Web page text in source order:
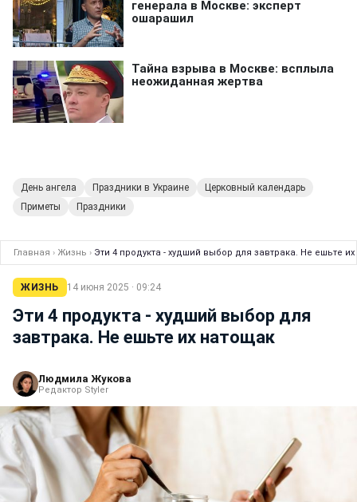
День ангела Праздники в Украине
Церковный календарь
Приметы
Праздники
Главная › Жизнь › Эти 4 продукта - худший выбор для завтрака. Не ешьте
ЖИЗНЬ 14 июня 2025 · 09:24
Эти 4 продукта - худший выбор для
завтрака. Не ешьте их натощак
Людмила Жукова
Редактор Styler